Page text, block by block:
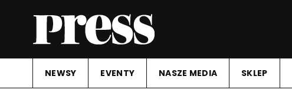
NEWSY EVENTY NASZE MEDIA SKLEP